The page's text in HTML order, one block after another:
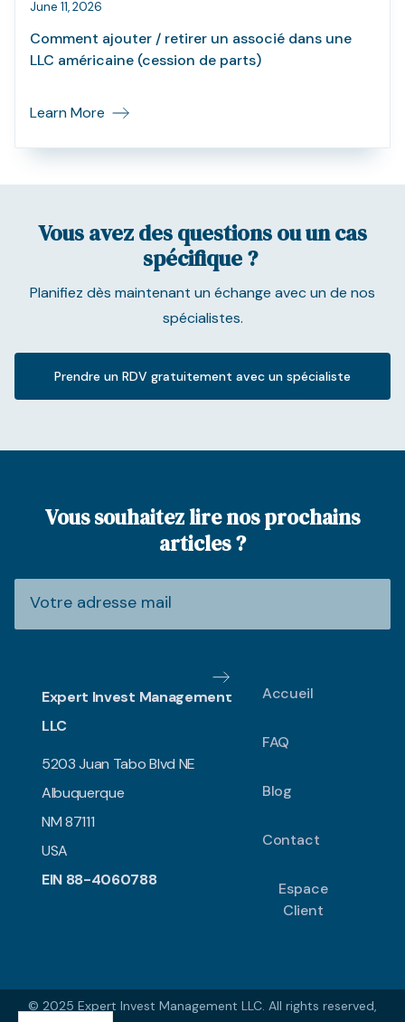
June 11, 2026
Comment ajouter / retirer un associé dans une
LLC américaine (cession de parts)
Learn More
Vous avez des questions ou un cas
spécifique ?
Planifiez dès maintenant un échange avec un de nos
spécialistes.
Prendre un RDV gratuitement avec un spécialiste
Vous souhaitez lire nos prochains
articles ?
Expert Invest Management
LLC
5203 Juan Tabo Blvd NE
Albuquerque
NM 87111
USA
EIN 88-4060788
Accueil
FAQ
Blog
Contact
Espace
Client
© 2025 Expert Invest Management LLC. All rights reserved,